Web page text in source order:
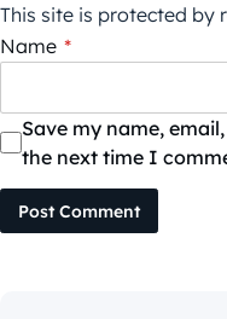
This site is protected by
Name *
Save my name,
the next time I
Post Comment